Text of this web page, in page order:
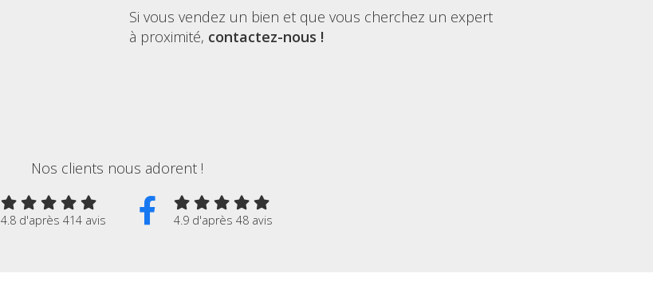
Si vous vendez un bien et que vous cherchez un expert
à proximité, contactez-nous !
Nos clients nous adorent !
4.8 d'après 414 avis 4.9 d'après 48 avis